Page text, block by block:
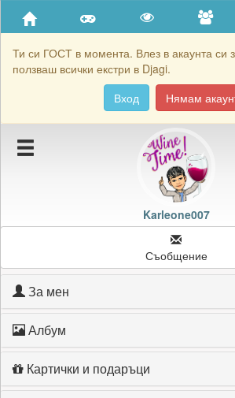
Ти си ГОСТ в момента. Влез в акаунта си
ползваш всички екстри в Djagi.
Вход
Нямам
Приятели
Хронология на игри
Подаръците на Karleone007
Картичките на Karleone007
Блокирай Karleone007Karleone007
Съобщение
За мен
Албум
Картички и подаръци